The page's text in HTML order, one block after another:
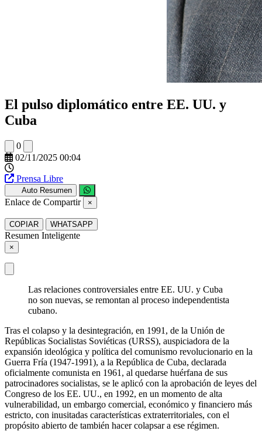
El pulso diplomático entre EE. UU. y
Cuba
0
02/11/2025 00:04
Prensa Libre
Auto Resumen
Enlace de Compartir ×
COPIAR WHATSAPP
Resumen Inteligente
×
Las relaciones controversiales entre EE. UU. y Cuba
no son nuevas, se remontan al proceso independentista
cubano.
Tras el colapso y la desintegración, en 1991, de la Unión de
Repúblicas Socialistas Soviéticas (URSS), auspiciadora de la
expansión ideológica y política del comunismo revolucionario en la
Guerra Fría (1947-1991), a la República de Cuba, declarada
oficialmente comunista en 1961, al quedarse huérfana de sus
patrocinadores socialistas, se le aplicó con la aprobación de leyes del
Congreso de los EE. UU., en 1992, en un momento de alta
vulnerabilidad, un embargo comercial, económico y financiero más
estricto, con inusitadas características extraterritoriales, con el
propósito abierto de también hacer colapsar a ese régimen.